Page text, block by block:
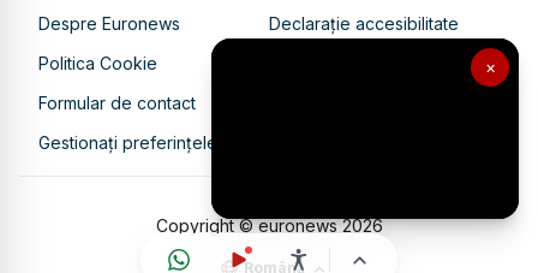
×
Despre Euronews
Declarație accesibilitate
Politica Cookie
Politica de confidențialitate
Formular de contact
Gestionați preferințele
Copyright © euronews2026
Română